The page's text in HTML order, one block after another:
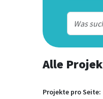
Alle
Projekte pro Seite: